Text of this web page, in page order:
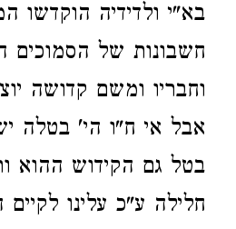
בא"י ולדידיה הוקדשו
חשבונות של הסמוכים
וחבריו ומשם קדושה
אבל אי ח"ו הי' בטלה
בטל גם הקידוש ההוא
חלילה ע"כ עלינו